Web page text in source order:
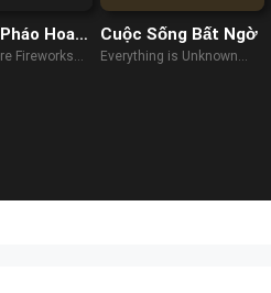
Hoa
Fireworks
Cuộc Sống Bất Ngờ
Everything is Unknown